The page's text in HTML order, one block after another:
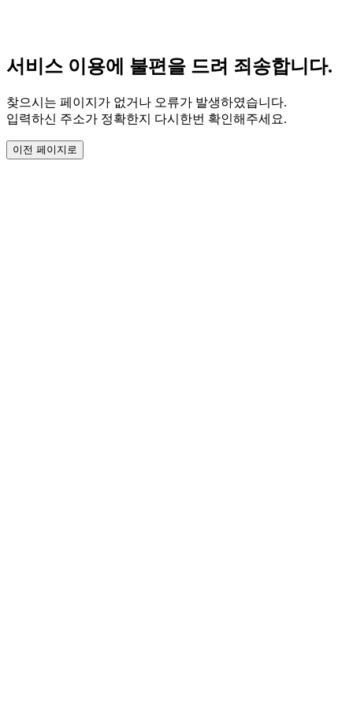
서비스 이용에 불편을 드려 죄송합니다.
찾으시는 페이지가 없거나 오류가 발생하였습니다.
입력하신 주소가 정확한지 다시한번 확인해주세요.
이전 페이지로